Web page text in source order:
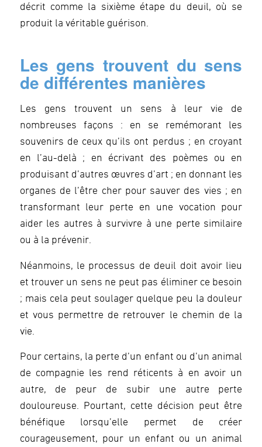
décrit comme la sixième étape du deuil, où se
produit la véritable guérison.
Les gens trouvent du sens
de différentes manières
Les gens trouvent un sens à leur vie de
nombreuses façons : en se remémorant les
souvenirs de ceux qu’ils ont perdus ; en croyant
en l’au-delà ; en écrivant des poèmes ou en
produisant d’autres œuvres d’art ; en donnant les
organes de l’être cher pour sauver des vies ; en
transformant leur perte en une vocation pour
aider les autres à survivre à une perte similaire
ou à la prévenir.
Néanmoins, le processus de deuil doit avoir lieu
et trouver un sens ne peut pas éliminer ce besoin
; mais cela peut soulager quelque peu la douleur
et vous permettre de retrouver le chemin de la
vie.
Pour certains, la perte d’un enfant ou d’un animal
de compagnie les rend réticents à en avoir un
autre, de peur de subir une autre perte
douloureuse. Pourtant, cette décision peut être
bénéfique lorsqu’elle permet de créer
courageusement, pour un enfant ou un animal